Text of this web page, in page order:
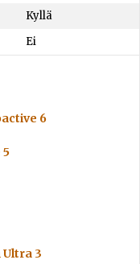
Kyllä
Ei
6
5
Ultra 3